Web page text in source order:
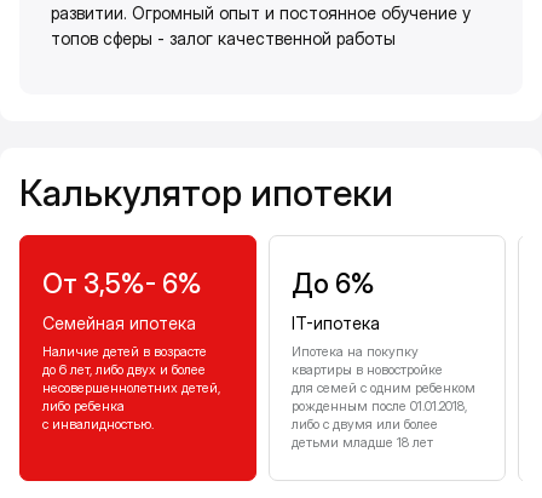
развитии. Огромный опыт и постоянное обучение у
топов сферы - залог качественной работы
Калькулятор ипотеки
От 3,5%- 6%
Семейная ипотека
Наличие детей в возрасте
до 6 лет, либо двух и более
несовершеннолетних детей,
либо ребенка
с инвалидностью.
До 6%
IT-ипотека
Ипотека на покупку
квартиры в новостройке
для семей с одним ребенком
рожденным после 01.01.2018,
либо с двумя или более
детьми младше 18 лет